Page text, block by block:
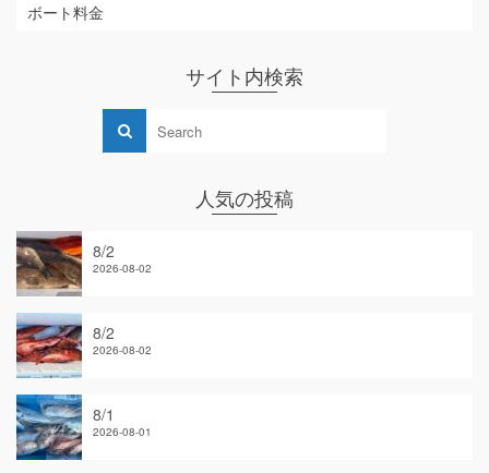
ボート料金
サイト内検索
人気の投稿
8/2
2026-08-02
8/2
2026-08-02
8/1
2026-08-01